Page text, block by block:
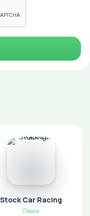
Stock Car Racing
Гонки